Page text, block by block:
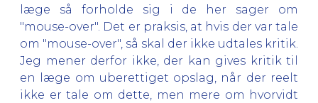
læge så forholde sig i de her sager om
"mouse-over". Det er praksis, at hvis der var tale
om "mouse-over", så skal der ikke udtales kritik.
Jeg mener derfor ikke, der kan gives kritik til
en læge om uberettiget opslag, når der reelt
ikke er tale om dette, men mere om hvorvidt